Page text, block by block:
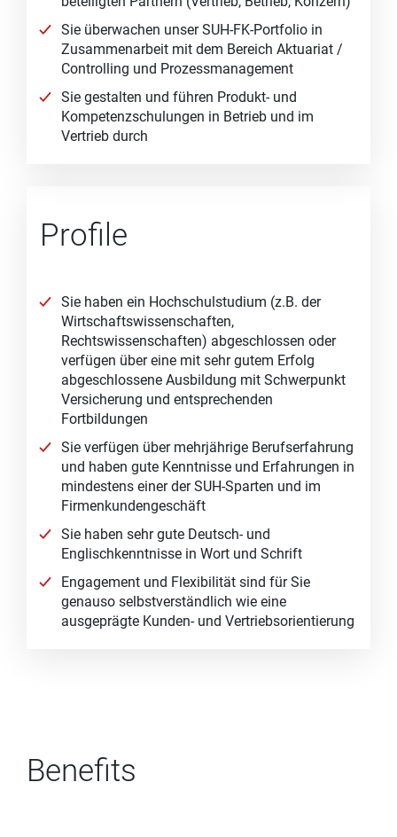
Sie überwachen unser SUH-FK-Portfolio in
Zusammenarbeit mit dem Bereich Aktuariat /
Controlling und Prozessmanagement
Sie gestalten und führen Produkt- und
Kompetenzschulungen in Betrieb und im
Vertrieb durch
Profile
Sie haben ein Hochschulstudium (z.B. der
Wirtschaftswissenschaften,
Rechtswissenschaften) abgeschlossen oder
verfügen über eine mit sehr gutem Erfolg
abgeschlossene Ausbildung mit Schwerpunkt
Versicherung und entsprechenden
Fortbildungen
Sie verfügen über mehrjährige Berufserfahrung
und haben gute Kenntnisse und Erfahrungen in
mindestens einer der SUH-Sparten und im
Firmenkundengeschäft
Sie haben sehr gute Deutsch- und
Englischkenntnisse in Wort und Schrift
Engagement und Flexibilität sind für Sie
genauso selbstverständlich wie eine
ausgeprägte Kunden- und Vertriebsorientierung
Benefits